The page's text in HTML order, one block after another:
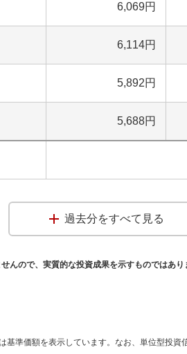
6,069円
6,114円
5,892円
5,688円
過去分をすべて見る
ので、実質的な投資成果を示すものではあり
準価額を表示しています。なお、単位型投資